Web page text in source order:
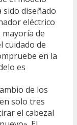
sido diseñado
eléctrico
mayoría de
cuidado de
en la
es
de los
solo tres
el cabezal